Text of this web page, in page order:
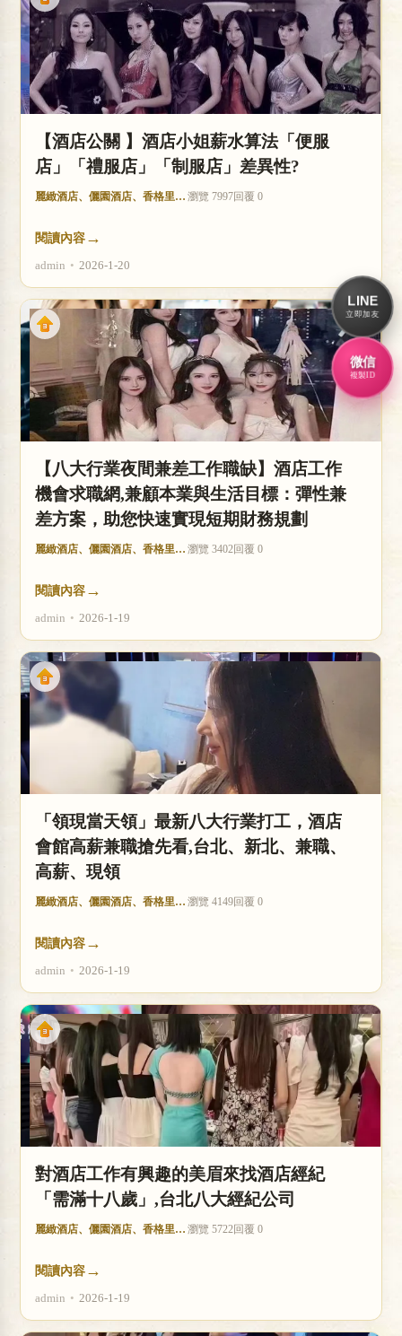
【酒店公關 】酒店小姐薪水算法「便服
店」「禮服店」「制服店」差異性?
麗緻酒店、儷園酒店、香格里拉酒店 瀏覽 7997回覆 0
閱讀內容 →
admin • 2026-1-20
【八大行業夜間兼差工作職缺】酒店工作
機會求職網,兼顧本業與生活目標：彈性兼
差方案，助您快速實現短期財務規劃
麗緻酒店、儷園酒店、香格里拉酒店 瀏覽 3402回覆 0
閱讀內容 →
admin • 2026-1-19
「領現當天領」最新八大行業打工，酒店
會館高薪兼職搶先看,台北、新北、兼職、
高薪、現領
麗緻酒店、儷園酒店、香格里拉酒店 瀏覽 4149回覆 0
閱讀內容 →
admin • 2026-1-19
對酒店工作有興趣的美眉來找酒店經紀
「需滿十八歲」,台北八大經紀公司
麗緻酒店、儷園酒店、香格里拉酒店 瀏覽 5722回覆 0
閱讀內容 →
admin • 2026-1-19
LINE
立即加友
微信
複製ID